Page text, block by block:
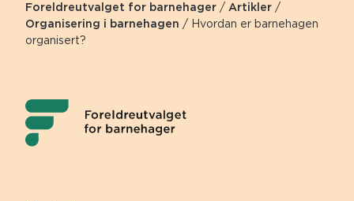
Foreldreutvalget for barnehager / Artikler /
Organisering i barnehagen / Hvordan er barnehagen
organisert?